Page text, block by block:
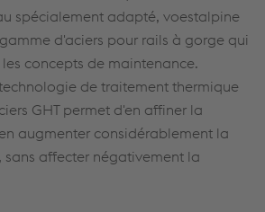
spécialement adapté, voestalpine
d'aciers pour rails à gorge qui
concepts de maintenance.
de traitement thermique
GHT permet d'en affiner la
augmenter considérablement la
sans affecter négativement la